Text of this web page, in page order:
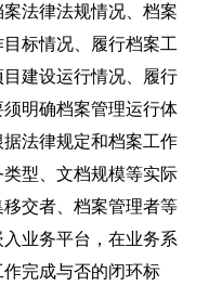
法律法规情况、档案
标情况、履行档案工
建设运行情况、履行
明确档案管理运行体
法律规定和档案工作
型、文档规模等实际
交者、档案管理者等
业务平台，在业务系
完成与否的闭环标